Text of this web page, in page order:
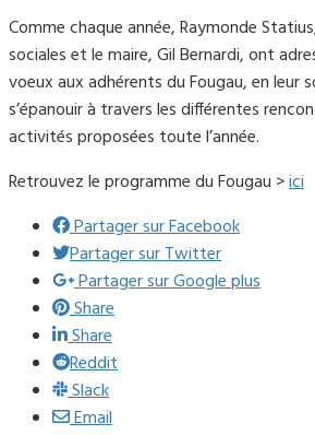
Comme chaque année, Raymonde
sociales et le maire, Gil Bernardi, ont
voeux aux adhérents du Fougau, en leur
s’épanouir à travers les différentes
activités proposées toute l’année.
Retrouvez le programme du Fougau >ici
Partager sur Facebook
Partager sur Twitter
Partager sur Google plus
Share
Share
Reddit
Slack
Email